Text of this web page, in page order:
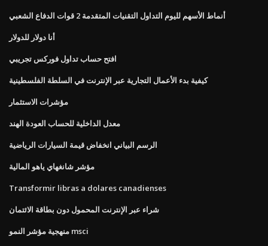
أنماط الأسهم لليوم التداول التقنيات المتقدمة 2 قوات الدفاع الشعبي
أنا دولار للدولار
افتح حساب تداول فوركس تجريبي
كيفية بدء الأعمال التجارية عبر الإنترنت في السلطة الفلسطينية
مؤشرات الاستثمار
معدل الداخلية للحساب العودة الهند
الرسم البياني انخفاض قيمة السيارات الرياضية
مؤشر شانغهاي ياهو المالية
Transformir libras a dolares canadienses
شراء عبر الإنترنت المحمول دون بطاقة الائتمان
منهجية مؤشر النمو msci